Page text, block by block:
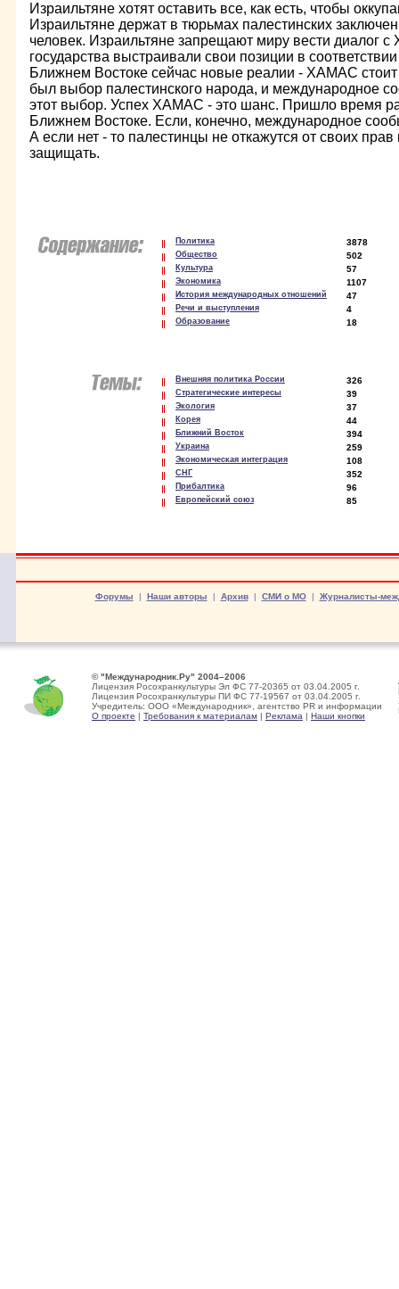
Израильтяне хотят оставить все, как есть, чтобы
Израильтяне держат в тюрьмах палестинских
человек. Израильтяне запрещают миру вести диалог
государства выстраивали свои позиции в
Ближнем Востоке сейчас новые реалии - ХАМАС стоит
был выбор палестинского народа, и международное
этот выбор. Успех ХАМАС - это шанс. Пришло время
Ближнем Востоке. Если, конечно, международное
А если нет - то палестинцы не откажутся от своих
защищать.
Политика 3878
Общество 502
Культура 57
Экономика 1107
История международных отношений 47
Речи и выступления 4
Образование 18
Внешняя политика России 326
Стратегические интересы 39
Экология 37
Корея 44
Ближний Восток 394
Украина 259
Экономическая интеграция 108
СНГ 352
Прибалтика 96
Европейский союз 85
Форумы | Наши авторы | Архив| СМИ о МО| Журналисты-
© "Международник.Ру" 2004–2006
Лицензия Росохранкультуры Эл ФС 77-20365 от 03.04.2005 г.
Лицензия Росохранкультуры ПИ ФС 77-19567 от 03.04.2005 г.
Учредитель: ООО «Международник», агентство PR и информации
О проекте | Требования к материалам | Реклама | Наши кнопки